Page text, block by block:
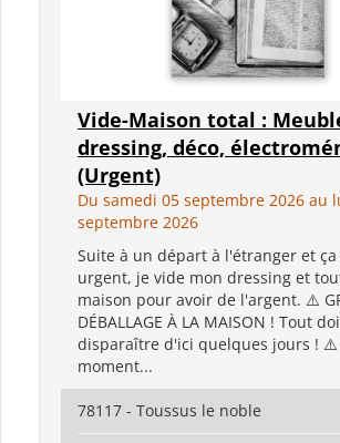
Vide-Maison total :
dressing, déco,
(Urgent)
Du samedi 05 septembre 2026 au
septembre 2026
Suite à un départ à l'étranger et
urgent, je vide mon dressing et
maison pour avoir de l'argent. ⚠️
DÉBALLAGE À LA MAISON ! Tout
disparaître d'ici quelques jours ! ⚠️
moment...
78117 - Toussus le noble